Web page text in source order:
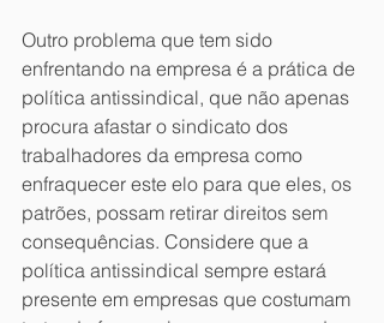
Outro problema que tem sido
enfrentando na empresa é a prática de
política antissindical, que não apenas
procura afastar o sindicato dos
trabalhadores da empresa como
enfraquecer este elo para que eles, os
patrões, possam retirar direitos sem
consequências. Considere que a
política antissindical sempre estará
presente em empresas que costumam